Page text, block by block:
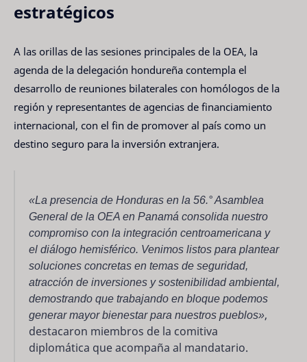
estratégicos
A las orillas de las sesiones principales de la OEA, la
agenda de la delegación hondureña contempla el
desarrollo de reuniones bilaterales con homólogos de la
región y representantes de agencias de financiamiento
internacional, con el fin de promover al país como un
destino seguro para la inversión extranjera.
«La presencia de Honduras en la 56.° Asamblea
General de la OEA en Panamá consolida nuestro
compromiso con la integración centroamericana y
el diálogo hemisférico. Venimos listos para plantear
soluciones concretas en temas de seguridad,
atracción de inversiones y sostenibilidad ambiental,
demostrando que trabajando en bloque podemos
generar mayor bienestar para nuestros pueblos»,
destacaron miembros de la comitiva
diplomática que acompaña al mandatario.